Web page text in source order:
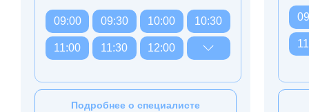
09:00 09:30 10:00 10:30
11:00 11:30 12:00
Подробнее о специалисте